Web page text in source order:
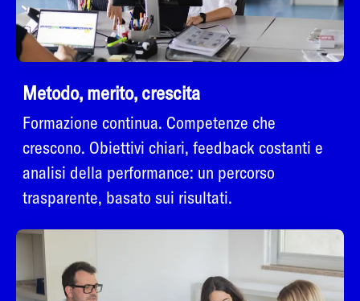
Metodo, merito, crescita
Formazione continua. Competenze che
crescono. Obiettivi chiari, feedback costanti e
analisi della performance: un percorso
trasparente, basato sui risultati.